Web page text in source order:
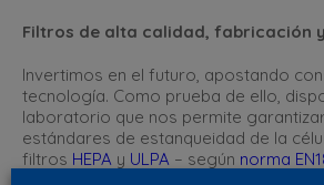
Filtros de alta calidad, fabricación
Invertimos en el futuro, apostando
tecnología. Como prueba de ello,
laboratorio que nos permite
estándares de estanqueidad de la
filtros HEPA y ULPA – según norma